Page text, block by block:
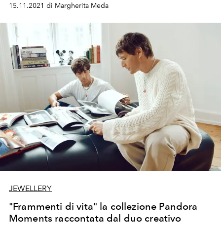
15.11.2021 di Margherita Meda
JEWELLERY
"Frammenti di vita" la collezione Pandora
Moments raccontata dal duo creativo